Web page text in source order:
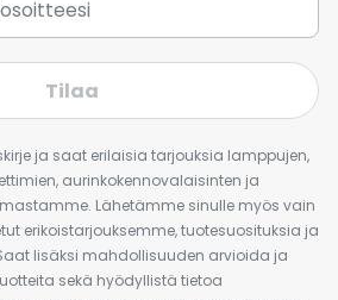
Tilaa
ja saat erilaisia tarjouksia lamppujen,
aurinkokennovalaisinten ja
Lähetämme sinulle myös vain
erikoistarjouksemme, tuotesuosituksia ja
lisäksi mahdollisuuden arvioida ja
sekä hyödyllistä tietoa